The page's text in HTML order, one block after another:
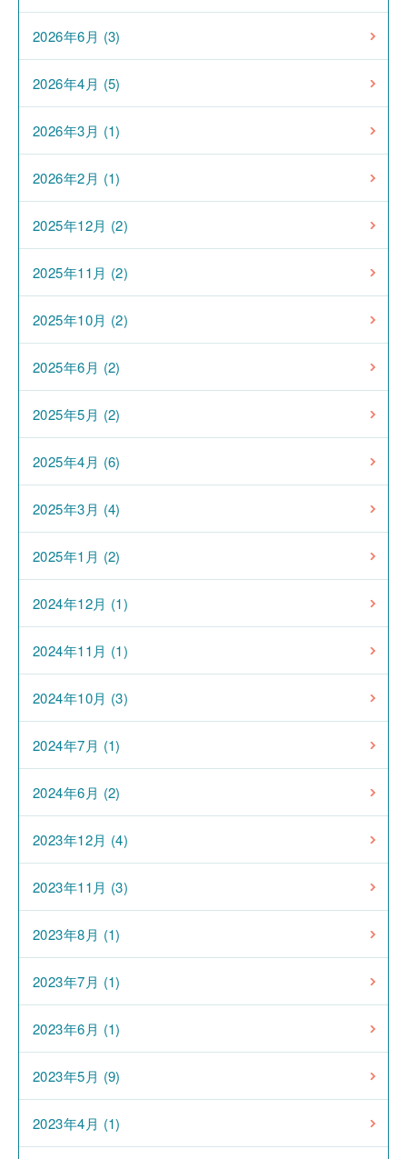
2026年6月 (3)
2026年4月 (5)
2026年3月 (1)
2026年2月 (1)
2025年12月 (2)
2025年11月 (2)
2025年10月 (2)
2025年6月 (2)
2025年5月 (2)
2025年4月 (6)
2025年3月 (4)
2025年1月 (2)
2024年12月 (1)
2024年11月 (1)
2024年10月 (3)
2024年7月 (1)
2024年6月 (2)
2023年12月 (4)
2023年11月 (3)
2023年8月 (1)
2023年7月 (1)
2023年6月 (1)
2023年5月 (9)
2023年4月 (1)